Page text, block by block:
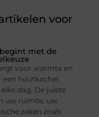
voor
met de
voor warmte en
een houtkachel
dag. De juiste
uw ruimte, uw
zaken zoals